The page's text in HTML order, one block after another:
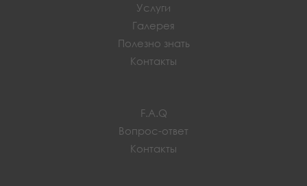
Услуги
Галерея
Полезно знать
Контакты
F.A.Q
Вопрос-ответ
Контакты